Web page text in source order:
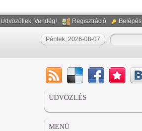
Üdvözöllek, Vendég! Regisztráció Belépés
Péntek, 2026-08-07
ÜDVÖZLÉS
MENÜ